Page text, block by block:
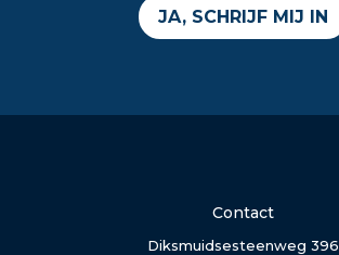
JA, SCHRIJF MIJ IN
Contact
Diksmuidsesteenweg 396